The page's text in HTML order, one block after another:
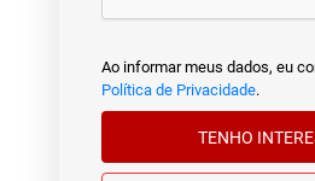
Ao informar meus dados, eu
Política de Privacidade.
TENHO